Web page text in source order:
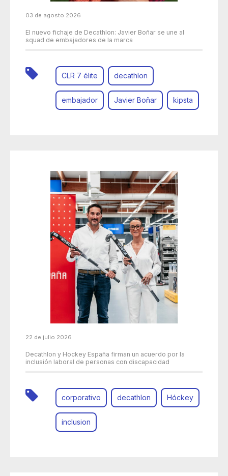
03 de agosto 2026
El nuevo fichaje de Decathlon: Javier Boñar se une al
squad de embajadores de la marca
CLR 7 élite decathlon
embajador Javier Boñar kipsta
22 de julio 2026
Decathlon y Hockey España firman un acuerdo por la
inclusión laboral de personas con discapacidad
corporativo decathlon Hóckey
inclusion